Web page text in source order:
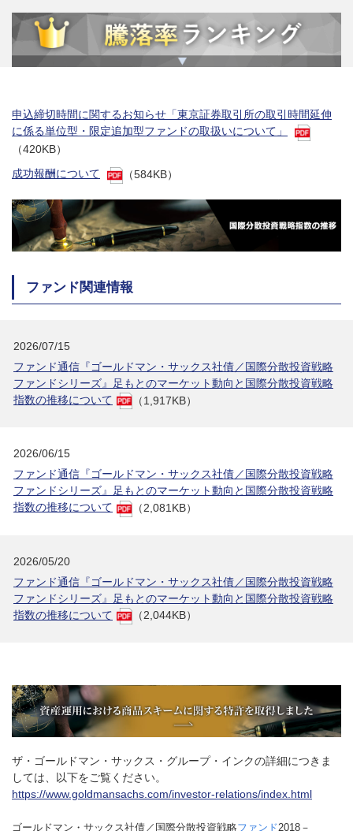
申込締切時間に関するお知らせ「東京証券取引所の取引時間延伸
に係る単位型・限定追加型ファンドの取扱いについて」
（420KB）
成功報酬について
（584KB）
ファンド関連情報
2026/07/15
ファンド通信『ゴールドマン・サックス社債／国際分散投資戦略
ファンドシリーズ』足もとのマーケット動向と国際分散投資戦略
指数の推移について
（1,917KB）
2026/06/15
ファンド通信『ゴールドマン・サックス社債／国際分散投資戦略
ファンドシリーズ』足もとのマーケット動向と国際分散投資戦略
指数の推移について
（2,081KB）
2026/05/20
ファンド通信『ゴールドマン・サックス社債／国際分散投資戦略
ファンドシリーズ』足もとのマーケット動向と国際分散投資戦略
指数の推移について
（2,044KB）
ザ・ゴールドマン・サックス・グループ・インクの詳細につきま
しては、以下をご覧ください。
https://www.goldmansachs.com/investor-relations/index.html
ゴールドマン・サックス社債／国際分散投資戦略ファンド2018－